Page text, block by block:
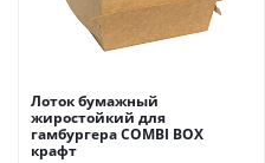
Лоток бумажный
жиростойкий для
гамбургера COMBI BOX
крафт